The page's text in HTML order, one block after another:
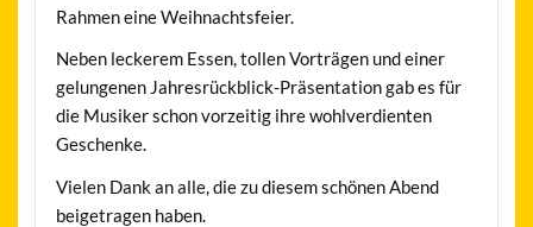
Rahmen eine Weihnachtsfeier.
Neben leckerem Essen, tollen Vorträgen und einer
gelungenen Jahresrückblick-Präsentation gab es für
die Musiker schon vorzeitig ihre wohlverdienten
Geschenke.
Vielen Dank an alle, die zu diesem schönen Abend
beigetragen haben.